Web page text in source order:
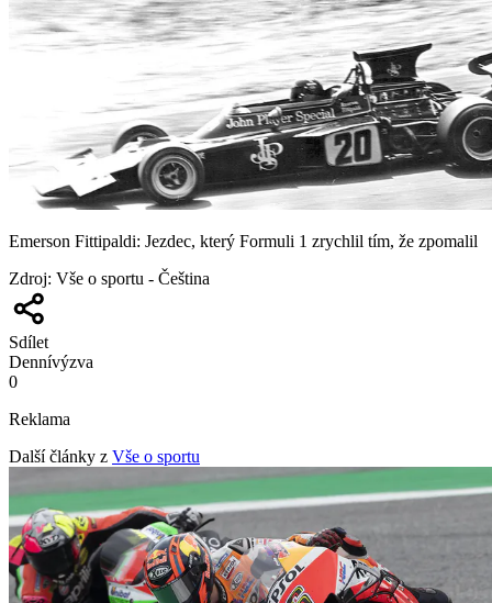
Emerson Fittipaldi: Jezdec, který Formuli 1 zrychlil tím, že zpomalil
Zdroj: Vše o sportu - Čeština
Sdílet
Dennívýzva
0
Reklama
Další články z Vše o sportu